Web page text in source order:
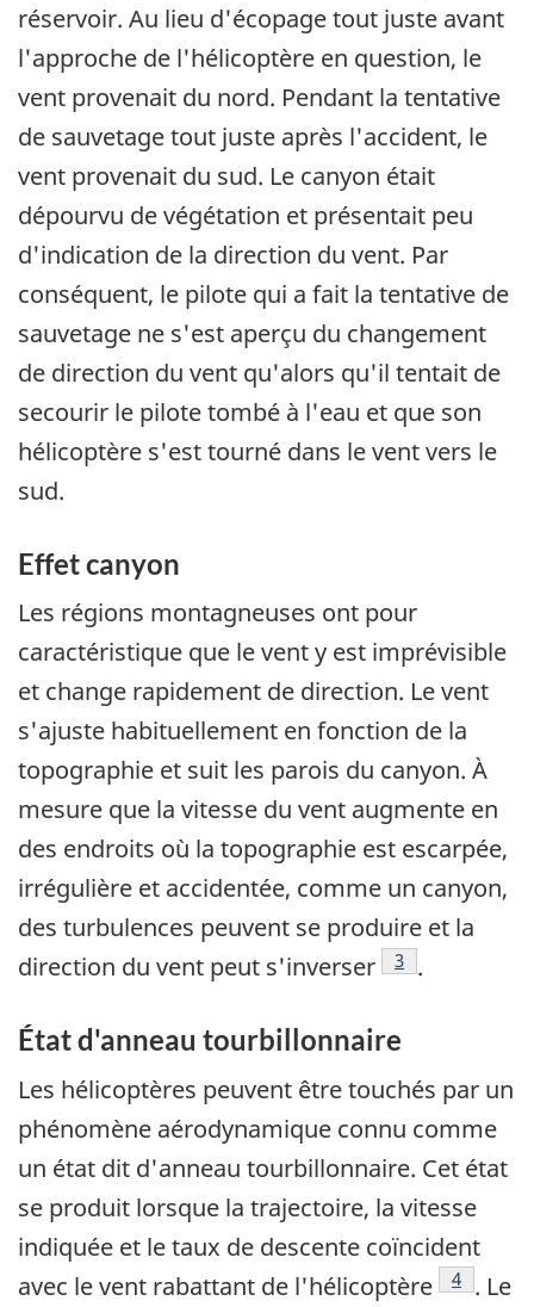
réservoir. Au lieu d'écopage tout juste avant
l'approche de l'hélicoptère en question, le
vent provenait du nord. Pendant la tentative
de sauvetage tout juste après l'accident, le
vent provenait du sud. Le canyon était
dépourvu de végétation et présentait peu
d'indication de la direction du vent. Par
conséquent, le pilote qui a fait la tentative de
sauvetage ne s'est aperçu du changement
de direction du vent qu'alors qu'il tentait de
secourir le pilote tombé à l'eau et que son
hélicoptère s'est tourné dans le vent vers le
sud.
Effet canyon
Les régions montagneuses ont pour
caractéristique que le vent y est imprévisible
et change rapidement de direction. Le vent
s'ajuste habituellement en fonction de la
topographie et suit les parois du canyon. À
mesure que la vitesse du vent augmente en
des endroits où la topographie est escarpée,
irrégulière et accidentée, comme un canyon,
des turbulences peuvent se produire et la
direction du vent peut s'inverser
Footnote
3 .
État d'anneau tourbillonnaire
Les hélicoptères peuvent être touchés par un
phénomène aérodynamique connu comme
un état dit d'anneau tourbillonnaire. Cet état
se produit lorsque la trajectoire, la vitesse
indiquée et le taux de descente coïncident
avec le vent rabattant de l'hélicoptère
Footnote
4 . Le